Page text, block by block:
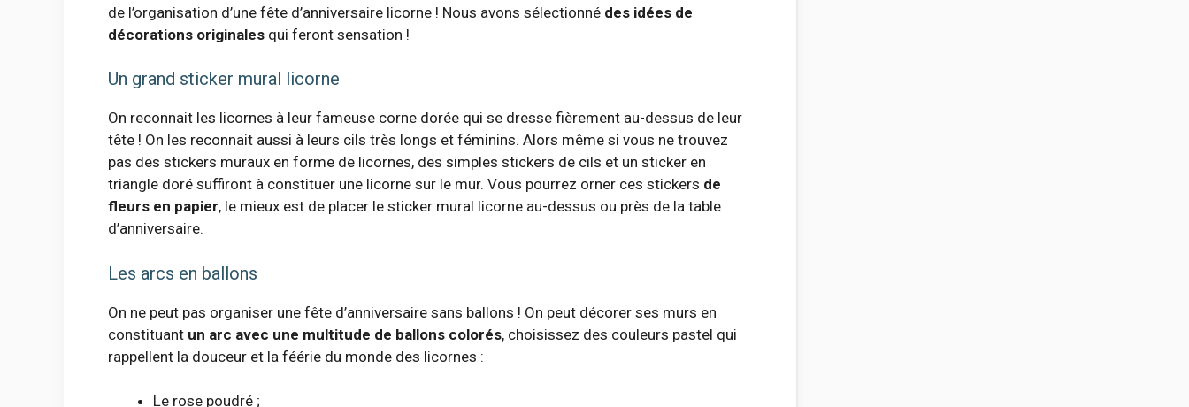
de l’organisation d’une fête d’anniversaire licorne ! Nous avons sélectionné des idées de
décorations originales qui feront sensation !
Un grand sticker mural licorne
On reconnait les licornes à leur fameuse corne dorée qui se dresse fièrement au-dessus de leur
tête ! On les reconnait aussi à leurs cils très longs et féminins. Alors même si vous ne trouvez
pas des stickers muraux en forme de licornes, des simples stickers de cils et un sticker en
triangle doré suffiront à constituer une licorne sur le mur. Vous pourrez orner ces stickers de
fleurs en papier, le mieux est de placer le sticker mural licorne au-dessus ou près de la table
d’anniversaire.
Les arcs en ballons
On ne peut pas organiser une fête d’anniversaire sans ballons ! On peut décorer ses murs en
constituant un arc avec une multitude de ballons colorés, choisissez des couleurs pastel qui
rappellent la douceur et la féérie du monde des licornes :
Le rose poudré ;